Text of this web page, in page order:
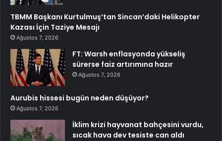
TBMM Başkanı Kurtulmuş’tan Sincan’daki Helikopter
Kazası İçin Taziye Mesajı
Ağustos 7, 2026
FT: Warsh enflasyonda yükseliş
sürerse faiz artırımına hazır
Ağustos 7, 2026
Aurubis hissesi bugün neden düşüyor?
Ağustos 7, 2026
İklim krizi hayvanat bahçesini vurdu,
sıcak hava dev tesiste can aldı